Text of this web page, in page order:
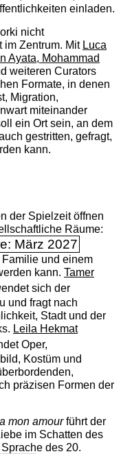
einladen.
nicht
im Zentrum. Mit Luca
Ayata, Mohammad
weiteren Curators
Formate, in denen
Migration,
miteinander
ein Ort sein, an dem
gestritten, gefragt,
kann.
der Spielzeit öffnen
Räume:
März 2027
und einem
kann. Tamer
sich der
und fragt nach
Stadt und der
Leila Hekmat
Oper,
Kostüm und
präzisen Formen der
mon amourführt der
im Schatten des
des 20.